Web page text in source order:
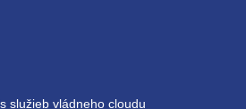
služieb vládneho cloudu